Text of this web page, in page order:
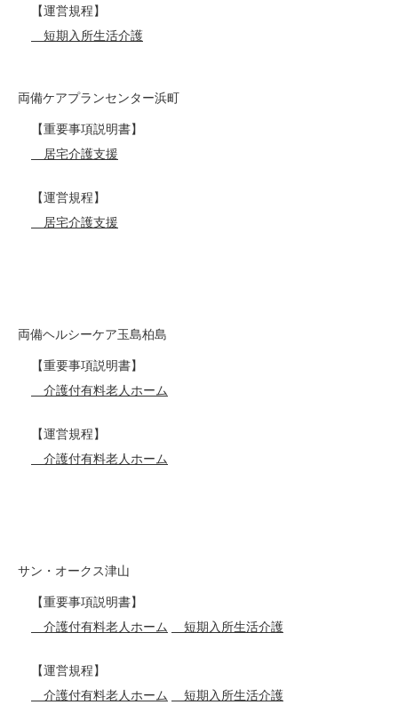
【運営規程】
短期入所生活介護
両備ケアプランセンター浜町
【重要事項説明書】
居宅介護支援
【運営規程】
居宅介護支援
両備ヘルシーケア玉島柏島
【重要事項説明書】
介護付有料老人ホーム
【運営規程】
介護付有料老人ホーム
サン・オークス津山
【重要事項説明書】
介護付有料老人ホーム
短期入所生活介護
【運営規程】
介護付有料老人ホーム
短期入所生活介護